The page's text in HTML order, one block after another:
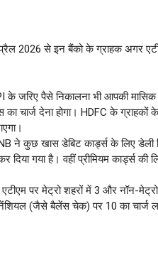
2026 से इन बैंको के ग्राहक अगर
जरिए पैसे निकालना भी आपकी मासिक
का चार्ज देना होगा। HDFC के
ने कुछ खास डेबिट कार्ड्स के लिए डेली
गया है। वहीं प्रीमियम कार्ड्स
पर मेट्रो शहरों में 3 और नॉन-
(जैसे बैलेंस चेक) पर 10 का चार्ज